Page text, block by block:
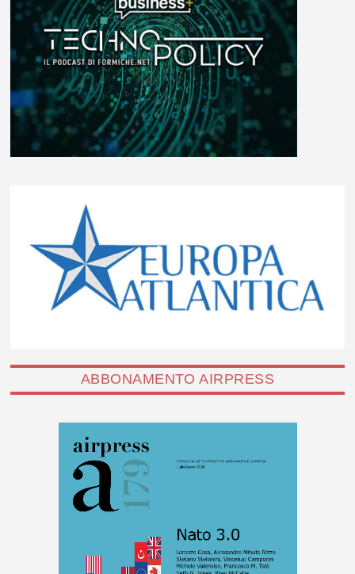
ABBONAMENTO AIRPRESS